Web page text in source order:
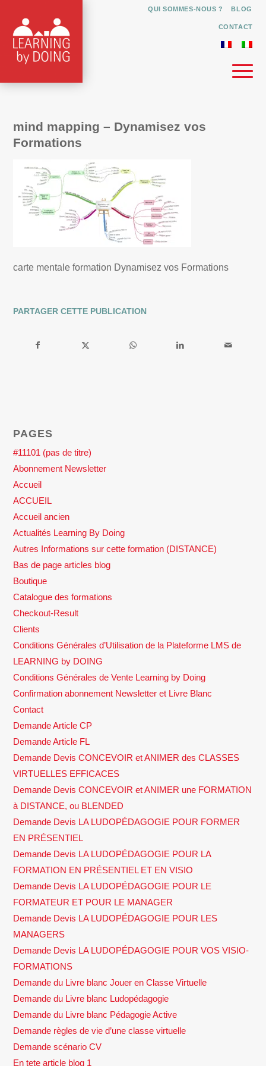
QUI SOMMES-NOUS ? BLOG
CONTACT
mind mapping – Dynamisez vos
Formations
carte mentale formation Dynamisez vos Formations
PARTAGER CETTE PUBLICATION
PAGES
#11101 (pas de titre)
Abonnement Newsletter
Accueil
ACCUEIL
Accueil ancien
Actualités Learning By Doing
Autres Informations sur cette formation (DISTANCE)
Bas de page articles blog
Boutique
Catalogue des formations
Checkout-Result
Clients
Conditions Générales d’Utilisation de la Plateforme LMS de
LEARNING by DOING
Conditions Générales de Vente Learning by Doing
Confirmation abonnement Newsletter et Livre Blanc
Contact
Demande Article CP
Demande Article FL
Demande Devis CONCEVOIR et ANIMER des CLASSES
VIRTUELLES EFFICACES
Demande Devis CONCEVOIR et ANIMER une FORMATION
à DISTANCE, ou BLENDED
Demande Devis LA LUDOPÉDAGOGIE POUR FORMER
EN PRÉSENTIEL
Demande Devis LA LUDOPÉDAGOGIE POUR LA
FORMATION EN PRÉSENTIEL ET EN VISIO
Demande Devis LA LUDOPÉDAGOGIE POUR LE
FORMATEUR ET POUR LE MANAGER
Demande Devis LA LUDOPÉDAGOGIE POUR LES
MANAGERS
Demande Devis LA LUDOPÉDAGOGIE POUR VOS VISIO-
FORMATIONS
Demande du Livre blanc Jouer en Classe Virtuelle
Demande du Livre blanc Ludopédagogie
Demande du Livre blanc Pédagogie Active
Demande règles de vie d’une classe virtuelle
Demande scénario CV
En tete article blog 1